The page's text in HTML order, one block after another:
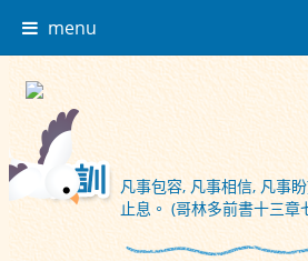
menu
凡事包容, 凡事相信, 凡事
止息。 (哥林多前書十三章